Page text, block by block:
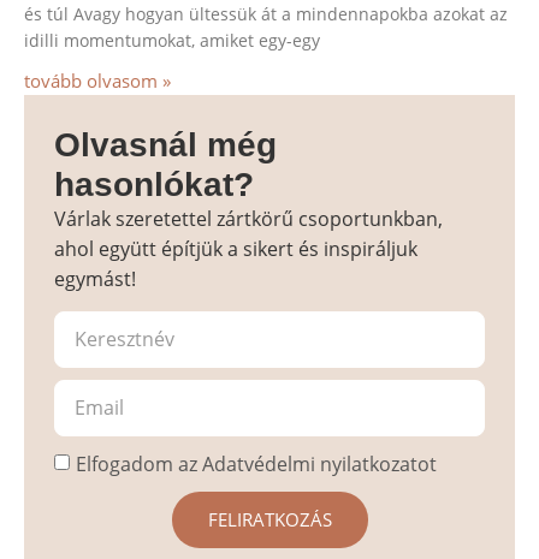
és túl Avagy hogyan ültessük át a mindennapokba azokat az
idilli momentumokat, amiket egy-egy
tovább olvasom »
Olvasnál még
hasonlókat?
Várlak szeretettel zártkörű csoportunkban,
ahol együtt építjük a sikert és inspiráljuk
egymást!
Elfogadom az Adatvédelmi nyilatkozatot
FELIRATKOZÁS